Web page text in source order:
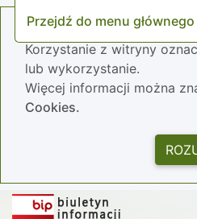
Przejdź do menu głównego
Nasza strona wykorzystuje
Korzystanie z witryny
lub wykorzystanie.
Więcej informacji można
Cookies.